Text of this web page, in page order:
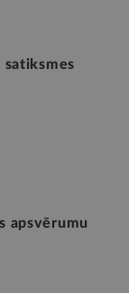
satiksmes
apsvērumu